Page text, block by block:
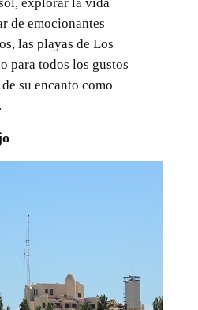
de emocionantes
las playas de Los
para todos los gustos
su encanto como